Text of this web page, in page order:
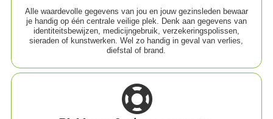
Alle waardevolle gegevens van jou en jouw gezinsleden bewaar
je handig op één centrale veilige plek. Denk aan gegevens van
identiteitsbewijzen, medicijngebruik, verzekeringspolissen,
sieraden of kunstwerken. Wel zo handig in geval van verlies,
diefstal of brand.